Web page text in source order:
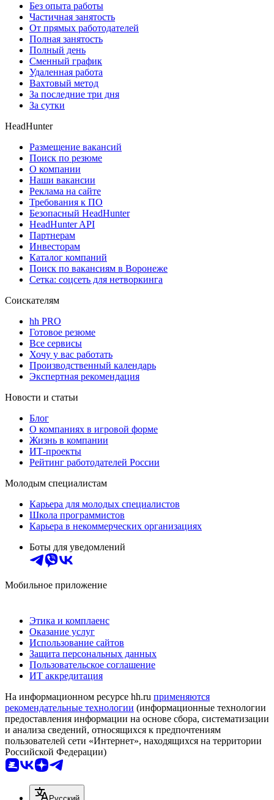
Без опыта работы
Частичная занятость
От прямых работодателей
Полная занятость
Полный день
Сменный график
Удаленная работа
Вахтовый метод
За последние три дня
За сутки
HeadHunter
Размещение вакансий
Поиск по резюме
О компании
Наши вакансии
Реклама на сайте
Требования к ПО
Безопасный HeadHunter
HeadHunter API
Партнерам
Инвесторам
Каталог компаний
Поиск по вакансиям в Воронеже
Сетка: соцсеть для нетворкинга
Соискателям
hh PRO
Готовое резюме
Все сервисы
Хочу у вас работать
Производственный календарь
Экспертная рекомендация
Новости и статьи
Блог
О компаниях в игровой форме
Жизнь в компании
ИТ-проекты
Рейтинг работодателей России
Молодым специалистам
Карьера для молодых специалистов
Школа программистов
Карьера в некоммерческих организациях
Боты для уведомлений
Мобильное приложение
Этика и комплаенс
Оказание услуг
Использование сайтов
Защита персональных данных
Пользовательское соглашение
ИТ аккредитация
На информационном ресурсе hh.ru применяются
рекомендательные технологии (информационные технологии
предоставления информации на основе сбора, систематизации
и анализа сведений, относящихся к предпочтениям
пользователей сети «Интернет», находящихся на территории
Российской Федерации)